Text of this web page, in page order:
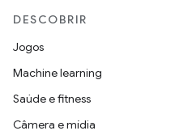
DESCOBRIR
Jogos
Machine learning
Saúde e fitness
Câmera e mídia